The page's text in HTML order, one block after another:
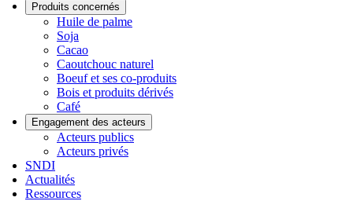
Produits concernés
Huile de palme
Soja
Cacao
Caoutchouc naturel
Boeuf et ses co-produits
Bois et produits dérivés
Café
Engagement des acteurs
Acteurs publics
Acteurs privés
SNDI
Actualités
Ressources